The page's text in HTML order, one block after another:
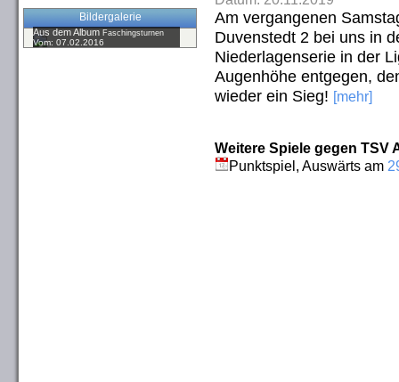
Bildergalerie
Aus dem AlbumFaschingsturnen
Vom: 07.02.2016
Am vergangenen
Duvenstedt 2 bei uns in
Niederlagenserie in der
Augenhöhe entgegen,
wieder ein Sieg! [mehr]
Weitere Spiele gegen TSV
Punktspiel, Auswärts am